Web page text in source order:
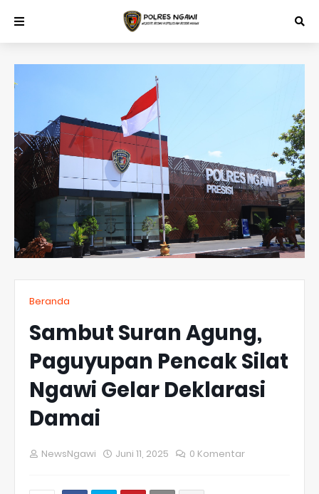
Beranda
Sambut Suran Agung,
Paguyupan Pencak Silat
Ngawi Gelar Deklarasi
Damai
NewsNgawi Juni 11, 2025 0 Komentar